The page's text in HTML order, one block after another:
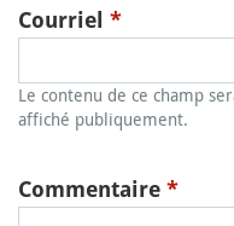
Courriel *
Le contenu de ce champ
affiché publiquement.
Commentaire *